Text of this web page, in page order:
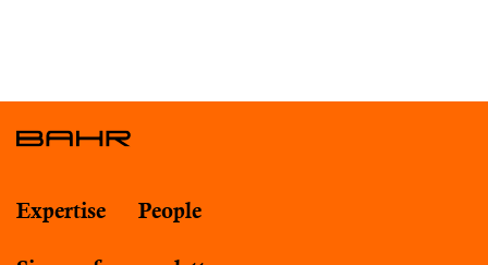
Expertise People